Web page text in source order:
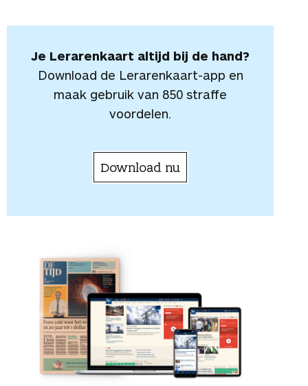
Je Lerarenkaart altijd bij de hand?
Download de Lerarenkaart-app en
maak gebruik van 850 straffe
voordelen.
Download nu
LEESVOER